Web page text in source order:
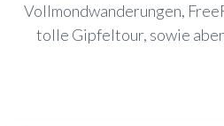
Vollmondwanderungen,
tolle Gipfeltour, sowie